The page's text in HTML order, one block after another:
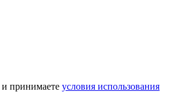
и принимаете условия использования